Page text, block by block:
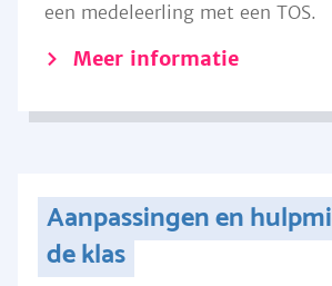
een medeleerling met een TOS.
Meer informatie
Aanpassingen en
de klas